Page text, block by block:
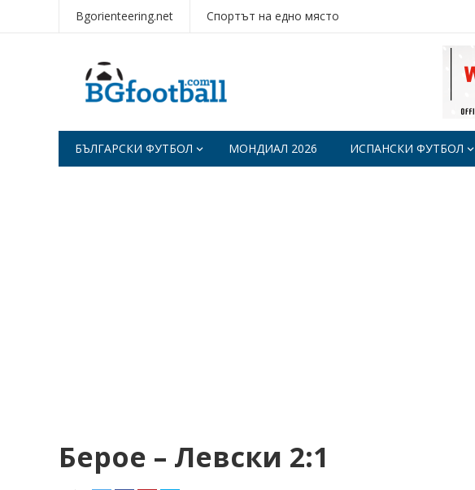
Bgorienteering.net Спортът на едно място
БЪЛГАРСКИ ФУТБОЛ МОНДИАЛ 2026 ИСПАНСКИ ФУТБОЛ
Берое – Левски 2:1